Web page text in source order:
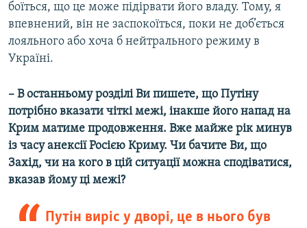
боїться, що це може підірвати його владу. Тому, я
впевнений, він не заспокоїться, поки не доб’ється
лояльного або хоча б нейтрального режиму в
Україні.
– В останньому розділі Ви пишете, що Путіну
потрібно вказати чіткі межі, інакше його напад на
Крим матиме продовження. Вже майже рік минув
із часу анексії Росією Криму. Чи бачите Ви, що
Захід, чи на кого в цій ситуації можна сподіватися,
вказав йому ці межі?
Путін виріс у дворі, це в нього був